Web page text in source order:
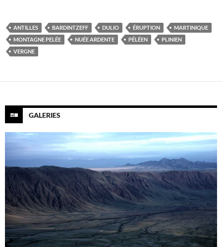
ANTILLES BARDINTZEFF DULIO ÉRUPTION
MARTINIQUE
MONTAGNE PELÉE
NUÉE ARDENTE PÉLÉEN
PLINIEN
VERGNE
GALERIES